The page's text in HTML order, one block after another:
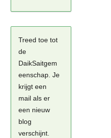
Treed toe tot
de
DaikSaitgem
eenschap. Je
krijgt een
mail als er
een nieuw
blog
verschijnt.